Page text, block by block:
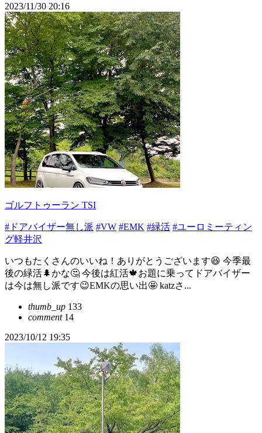
2023/11/30 20:16
ゴルフトゥーラン TSI
#ドアバイザー無し派 #VW #EMK #緑活 #ユーロミーティン
グ軽井沢
いつもたくさんのいいね！ありがとうございます😆 今季最
後の緑活🌲かな🤔 今後は紅活🍁お題に乗ってドアバイザー
は今は無し派です😉EMKの思い出🤩 katzさ...
thumb_up 133
comment14
2023/10/12 19:35